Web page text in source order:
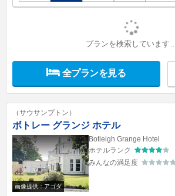
プランを検索しています
全プランを見る
（サウサンプトン）
ボトレー グランジ ホテル
画像提供：アゴダ
Botleigh Grange Hotel
ホテルランク
みんなの満足度